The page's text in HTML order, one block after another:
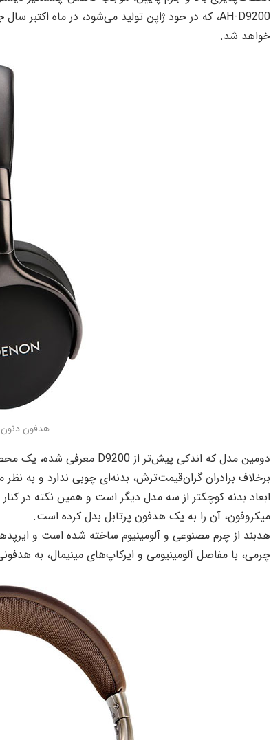
خواهد شد.
هدفون دنون AH-D1200
برخلاف برادران گران‌قیمت‌ترش، بدنه‌ای چوبی ندارد و به
ابعاد بدنه کوچکتر از سه مدل دیگر است و همین نکته در
میکروفون، آن را به یک هدفون پرتابل بدل کرده است.
هدبند از چرم مصنوعی و آلومینیوم ساخته شده است و
چرمی، با مفاصل آلومینیومی و ایرکاپ‌های مینیمال، به